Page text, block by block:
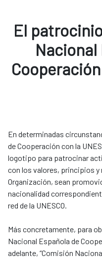
El
Nacional
En determinadas
de Cooperación con la
logotipo para patrocinar
con los valores, principios
Organización, sean
nacionalidad
red de la UNESCO.
Más concretamente, para
Nacional Española de
adelante, “Comisión